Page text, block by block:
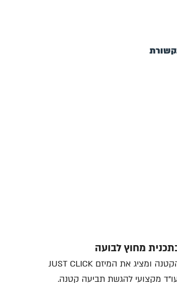
מחוץ לבועה
עו"ד ירון בן יסף מספר על יתרונות התביעה הקטנה ומציג את המיזם JUST CLICK
מקצועי להגשת תביעה קטנה.